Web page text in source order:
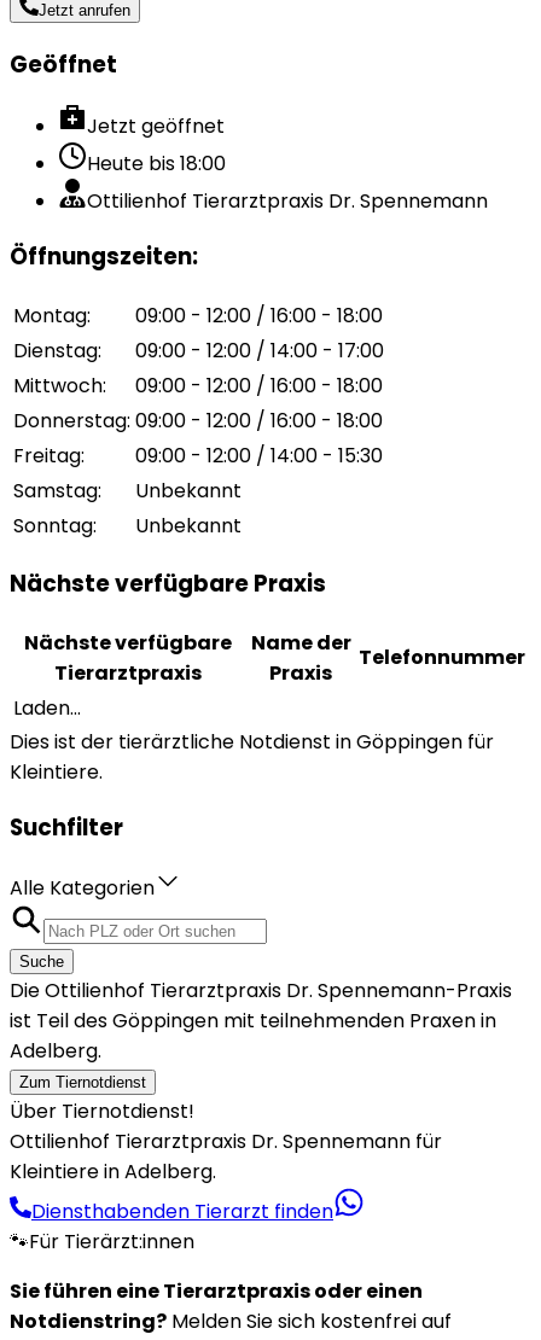
Jetzt anrufen
Geöffnet
Jetzt geöffnet
Heute bis18:00
Ottilienhof Tierarztpraxis Dr. Spennemann
Öffnungszeiten:
Montag:
09:00 - 12:00 / 16:00 - 18:00
Dienstag:
09:00 - 12:00 / 14:00 - 17:00
Mittwoch:
09:00 - 12:00 / 16:00 - 18:00
Donnerstag: 09:00 - 12:00 / 16:00 - 18:00
Freitag:
09:00 - 12:00 / 14:00 - 15:30
Samstag:
Unbekannt
Sonntag: Unbekannt
Nächste verfügbare Praxis
Nächste verfügbare
Tierarztpraxis
Name der
Praxis
Telefonnummer
Laden...
Dies ist der tierärztliche Notdienst in Göppingen für
Kleintiere.
Suchfilter
Alle Kategorien
Suche
Die Ottilienhof Tierarztpraxis Dr. Spennemann-Praxis
ist Teil des Göppingen mit teilnehmenden Praxen in
Adelberg.
Zum Tiernotdienst
Über Tiernotdienst!
Ottilienhof Tierarztpraxis Dr. Spennemann für
Kleintiere in Adelberg.
Diensthabenden Tierarzt finden
🐾Für Tierärzt:innen
Sie führen eine Tierarztpraxis oder einen
Notdienstring? Melden Sie sich kostenfrei auf